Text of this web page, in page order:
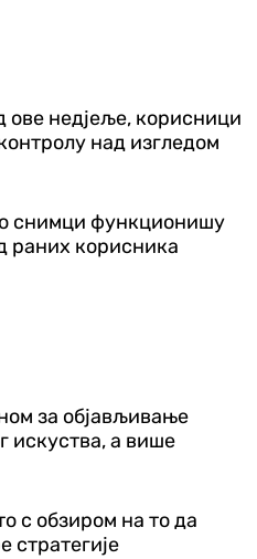
ове недјеље, корисници
над изгледом
снимци функционишу
раних корисника
за објављивање
искуства, а више
с обзиром на то да
стратегије